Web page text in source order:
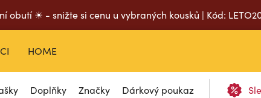
obutí ☀ - snižte si cenu u vybraných kousků | Kód:
Doplňky Značky Dárkový poukaz
HOME